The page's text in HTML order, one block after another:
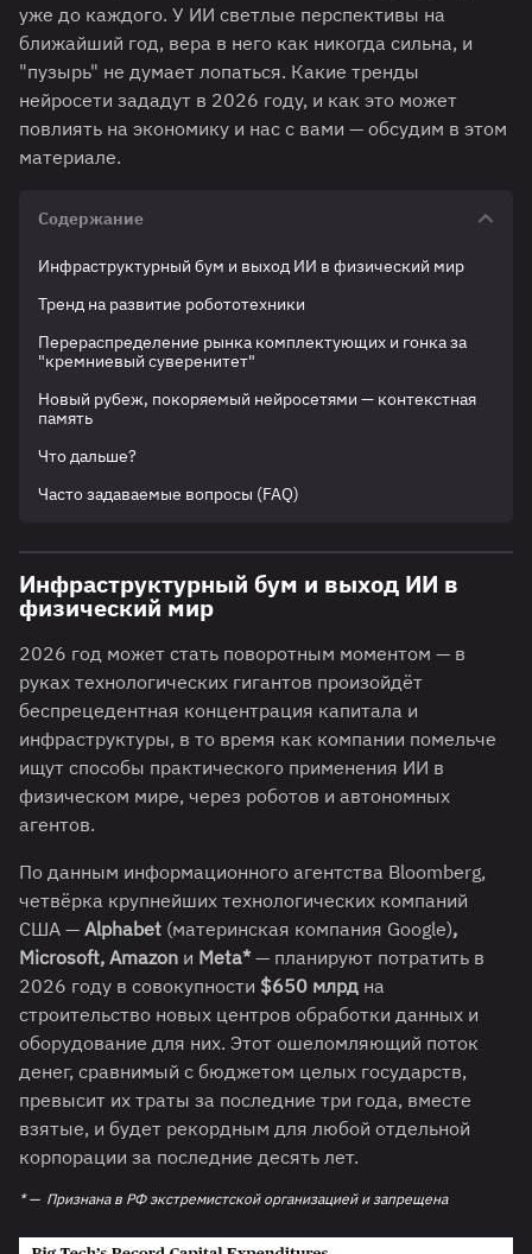
уже до каждого. У ИИ светлые перспективы на
ближайший год, вера в него как никогда сильна, и
"пузырь" не думает лопаться. Какие тренды
нейросети зададут в 2026 году, и как это может
повлиять на экономику и нас с вами — обсудим в этом
материале.
Содержание
Инфраструктурный бум и выход ИИ в физический мир
Тренд на развитие робототехники
Перераспределение рынка комплектующих и гонка за
"кремниевый суверенитет"
Новый рубеж, покоряемый нейросетями — контекстная
память
Что дальше?
Часто задаваемые вопросы (FAQ)
Инфраструктурный бум и выход ИИ в
физический мир
2026 год может стать поворотным моментом — в
руках технологических гигантов произойдёт
беспрецедентная концентрация капитала и
инфраструктуры, в то время как компании помельче
ищут способы практического применения ИИ в
физическом мире, через роботов и автономных
агентов.
По данным информационного агентства Bloomberg,
четвёрка крупнейших технологических компаний
США — Alphabet (материнская компания Google),
Microsoft, Amazon и Meta*— планируют потратить в
2026 году в совокупности $650 млрд на
строительство новых центров обработки данных и
оборудование для них. Этот ошеломляющий поток
денег, сравнимый с бюджетом целых государств,
превысит их траты за последние три года, вместе
взятые, и будет рекордным для любой отдельной
корпорации за последние десять лет.
* — Признана в РФ экстремистской организацией и запрещена